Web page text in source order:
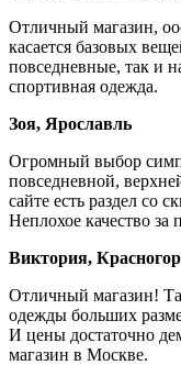
Отличный магазин,
касается базовых
повседневные, так и
спортивная одежда.
Зоя, Ярославль
Огромный выбор
повседневной,
сайте есть раздел со
Неплохое качество
Виктория,
Отличный магазин!
одежды больших
И цены достаточно
магазин в Москве.